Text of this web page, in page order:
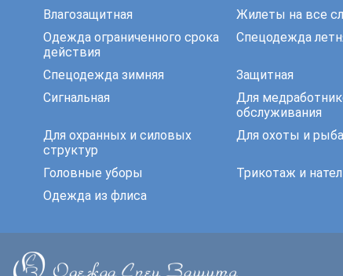
Влагозащитная
Жилеты на все
Одежда ограниченного срока
действия
Спецодежда
Спецодежда зимняя
Защитная
Сигнальная
Для
обслуживания
Для охранных и силовых
структур
Для охоты и
Головные уборы
Трикотаж и
Одежда из флиса